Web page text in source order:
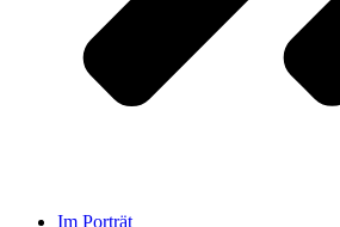
Im Porträt